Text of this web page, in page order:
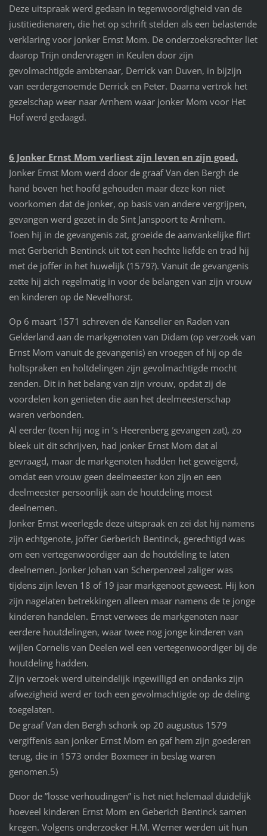
Deze uitspraak werd gedaan in tegenwoordigheid van de
justitiedienaren, die het op schrift stelden als een belastende
verklaring voor jonker Ernst Mom. De onderzoeksrechter liet
daarop Trijn ondervragen in Keulen door zijn
gevolmachtigde ambtenaar, Derrick van Duven, in bijzijn
van eerdergenoemde Derrick en Peter. Daarna vertrok het
gezelschap weer naar Arnhem waar jonker Mom voor Het
Hof werd gedaagd.
6 Jonker Ernst Mom verliest zijn leven en zijn goed.
Jonker Ernst Mom werd door de graaf Van den Bergh de
hand boven het hoofd gehouden maar deze kon niet
voorkomen dat de jonker, op basis van andere vergrijpen,
gevangen werd gezet in de Sint Janspoort te Arnhem.
Toen hij in de gevangenis zat, groeide de aanvankelijke flirt
met Gerberich Bentinck uit tot een hechte liefde en trad hij
met de joffer in het huwelijk (1579?). Vanuit de gevangenis
zette hij zich regelmatig in voor de belangen van zijn vrouw
en kinderen op de Nevelhorst.
Op 6 maart 1571 schreven de Kanselier en Raden van
Gelderland aan de markgenoten van Didam (op verzoek van
Ernst Mom vanuit de gevangenis) en vroegen of hij op de
holtspraken en holtdelingen zijn gevolmachtigde mocht
zenden. Dit in het belang van zijn vrouw, opdat zij de
voordelen kon genieten die aan het deelmeesterschap
waren verbonden.
Al eerder (toen hij nog in ’s Heerenberg gevangen zat), zo
bleek uit dit schrijven, had jonker Ernst Mom dat al
gevraagd, maar de markgenoten hadden het geweigerd,
omdat een vrouw geen deelmeester kon zijn en een
deelmeester persoonlijk aan de houtdeling moest
deelnemen.
Jonker Ernst weerlegde deze uitspraak en zei dat hij namens
zijn echtgenote, joffer Gerberich Bentinck, gerechtigd was
om een vertegenwoordiger aan de houtdeling te laten
deelnemen. Jonker Johan van Scherpenzeel zaliger was
tijdens zijn leven 18 of 19 jaar markgenoot geweest. Hij kon
zijn nagelaten betrekkingen alleen maar namens de te jonge
kinderen handelen. Ernst verwees de markgenoten naar
eerdere houtdelingen, waar twee nog jonge kinderen van
wijlen Cornelis van Deelen wel een vertegenwoordiger bij de
houtdeling hadden.
Zijn verzoek werd uiteindelijk ingewilligd en ondanks zijn
afwezigheid werd er toch een gevolmachtigde op de deling
toegelaten.
De graaf Van den Bergh schonk op 20 augustus 1579
vergiffenis aan jonker Ernst Mom en gaf hem zijn goederen
terug, die in 1573 onder Boxmeer in beslag waren
genomen.5)
Door de ”losse verhoudingen” is het niet helemaal duidelijk
hoeveel kinderen Ernst Mom en Geberich Bentinck samen
kregen. Volgens onderzoeker H.M. Werner werden uit hun